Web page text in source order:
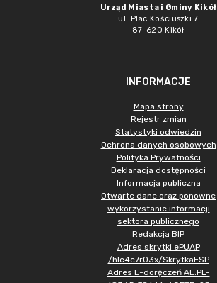
Urząd Miasta i Gminy Kikół
ul. Plac Kościuszki 7
87-620 Kikół
INFORMACJE
Mapa strony
Rejestr zmian
Statystyki odwiedzin
Ochrona danych osobowych
Polityka Prywatności
Deklaracja dostępności
Informacja publiczna
Otwarte dane oraz ponowne
wykorzystanie informacji
sektora publicznego
Redakcja BIP
Adres skrytki ePUAP
/hlc4c7r03x/SkrytkaESP
Adres E-doręczeń AE:PL-